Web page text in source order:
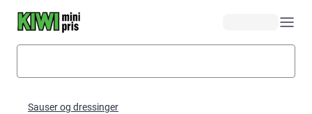
Sauser og dressinger